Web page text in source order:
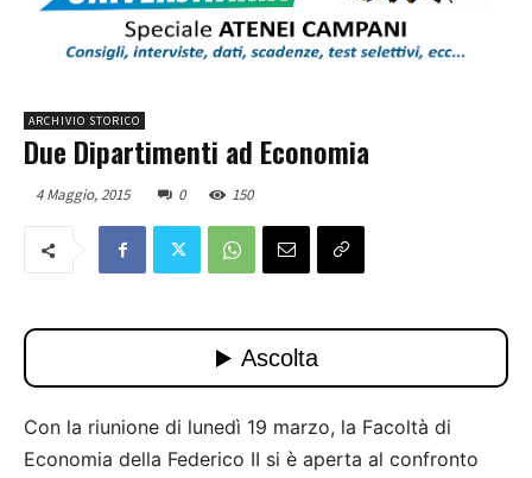
ARCHIVIO STORICO
Due Dipartimenti ad Economia
4 Maggio, 2015 0 150
Con la riunione di lunedì 19 marzo, la Facoltà di
Economia della Federico II si è aperta al confronto